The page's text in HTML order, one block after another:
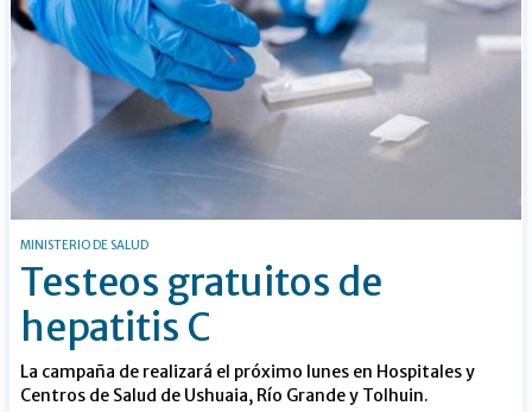
MINISTERIO DE SALUD
Testeos gratuitos de
hepatitis C
La campaña de realizará el próximo lunes en Hospitales y
Centros de Salud de Ushuaia, Río Grande y Tolhuin.